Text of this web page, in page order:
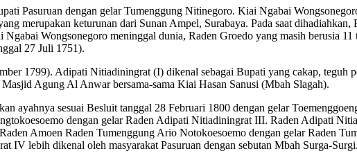
Pasuruan dengan gelar Tumenggung Nitinegoro. Kiai Ngabai
merupakan keturunan dari Sunan Ampel, Surabaya. Pada saat dihadiahkan,
Wongsonegoro meninggal dunia, Raden Groedo yang masih berusia
27 Juli 1751).
1799). Adipati Nitiadiningrat (I) dikenal sebagai Bupati yang cakap, teguh
Agung Al Anwar bersama-sama Kiai Hasan Sanusi (Mbah Slagah).
ayahnya sesuai Besluit tanggal 28 Februari 1800 dengan gelar
dengan gelar Raden Adipati Nitiadiningrat III. Raden Adipati
Amoen Raden Tumenggung Ario Notokoesoemo dengan gelar Raden
lebih dikenal oleh masyarakat Pasuruan dengan sebutan Mbah Surga-Surgi.